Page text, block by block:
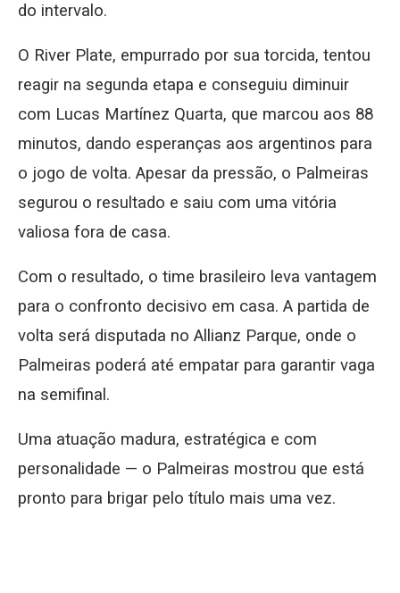
do intervalo.
O River Plate, empurrado por sua torcida, tentou
reagir na segunda etapa e conseguiu diminuir
com Lucas Martínez Quarta, que marcou aos 88
minutos, dando esperanças aos argentinos para
o jogo de volta. Apesar da pressão, o Palmeiras
segurou o resultado e saiu com uma vitória
valiosa fora de casa.
Com o resultado, o time brasileiro leva vantagem
para o confronto decisivo em casa. A partida de
volta será disputada no Allianz Parque, onde o
Palmeiras poderá até empatar para garantir vaga
na semifinal.
Uma atuação madura, estratégica e com
personalidade — o Palmeiras mostrou que está
pronto para brigar pelo título mais uma vez.